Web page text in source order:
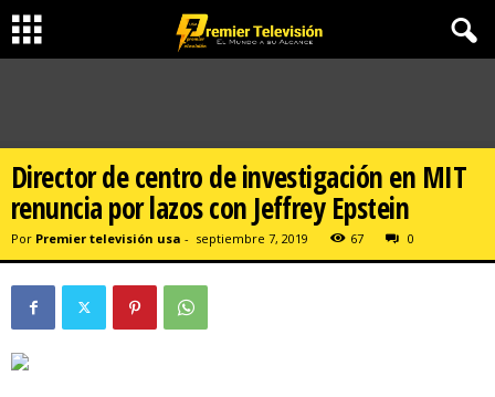
Director de centro de investigación en MIT
renuncia por lazos con Jeffrey Epstein
Por Premier televisión usa - septiembre 7, 2019 67 0